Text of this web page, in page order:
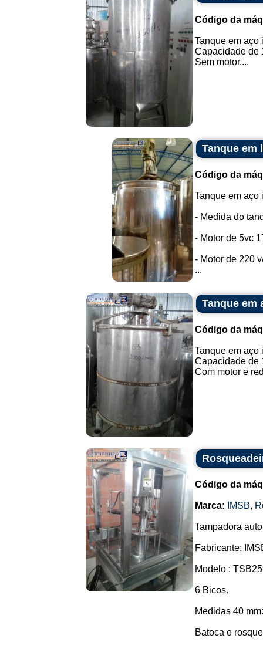
Código da
Tanque em aço
Capacidade de
Sem motor....
Tanque em
Código da
Tanque em aço
- Medida do
- Motor de 5vc
- Motor de 220
...
Tanque em
Código da
Tanque em aço
Capacidade de
Com motor e
Código da
Marca: IMSB,
Tampadora
Fabricante:
Modelo :
6 Bicos.
Medidas 40
Batoca e